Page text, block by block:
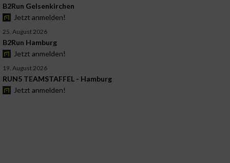
B2Run Gelsenkirchen
Jetzt anmelden!
25. August 2026
B2Run Hamburg
Jetzt anmelden!
19. August 2026
RUN5 TEAMSTAFFEL - Hamburg
Jetzt anmelden!